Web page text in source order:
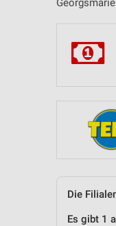
Die
Es gibt 1